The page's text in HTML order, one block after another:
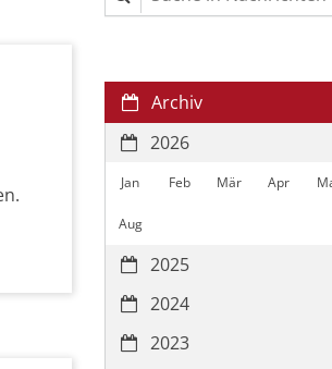
Archiv
2026
Jan Feb Mär Apr
Aug
2025
2024
2023